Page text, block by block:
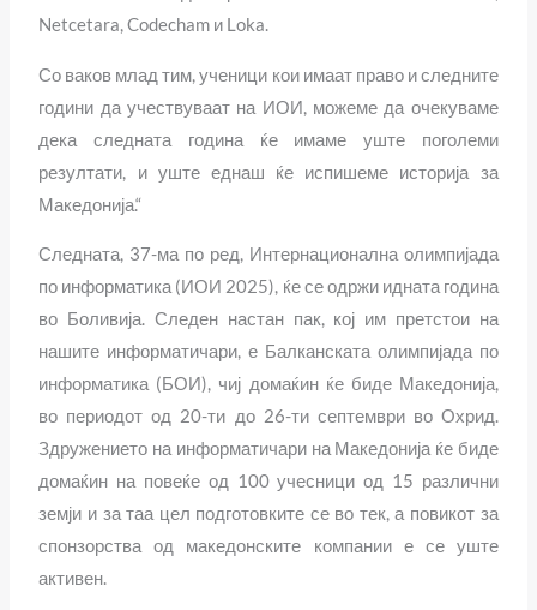
Netcetara, Codecham и Loka.
Со ваков млад тим, ученици кои имаат право и следните
години да учествуваат на ИОИ, можеме да очекуваме
дека следната година ќе имаме уште поголеми
резултати, и уште еднаш ќе испишеме историја за
Македонија.“
Следната, 37-ма по ред, Интернационална олимпијада
по информатика (ИОИ 2025), ќе се одржи идната година
во Боливија. Следен настан пак, кој им претстои на
нашите информатичари, е Балканската олимпијада по
информатика (БОИ), чиј домаќин ќе биде Македонија,
во периодот од 20-ти до 26-ти септември во Охрид.
Здружението на информатичари на Македонија ќе биде
домаќин на повеќе од 100 учесници од 15 различни
земји и за таа цел подготовките се во тек, а повикот за
спонзорства од македонските компании е се уште
активен.